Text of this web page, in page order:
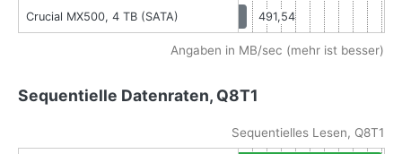
Crucial MX500, 4 TB (SATA) 491,54
Angaben in MB/sec (mehr ist besser)
Sequentielle Datenraten, Q8T1
Sequentielles Lesen, Q8T1